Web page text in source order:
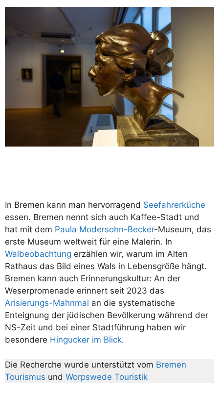
In Bremen kann man hervorragend Seefahrerküche
essen. Bremen nennt sich auch Kaffee-Stadt und
hat mit dem Paula Modersohn-Becker-Museum, das
erste Museum weltweit für eine Malerin. In
Walbeobachtung erzählen wir, warum im Alten
Rathaus das Bild eines Wals in Lebensgröße hängt.
Bremen kann auch Erinnerungskultur: An der
Weserpromenade erinnert seit 2023 das
Arisierungs-Mahnmal an die systematische
Enteignung der jüdischen Bevölkerung während der
NS-Zeit und bei einer Stadtführung haben wir
besondere Hingucker im Blick.
Die Recherche wurde unterstützt vom Bremen
Tourismus und Worpswede Touristik